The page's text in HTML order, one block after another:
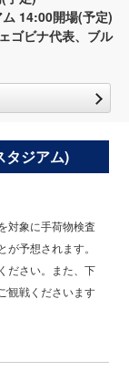
14:00開場(予定)
ゴビナ代表、ブル
タジアム)
対象に手荷物検査
予想されます。
ださい。また、下
観戦くださいます